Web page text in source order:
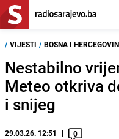
/ VIJESTI / BOSNA I
Nestabilno
Meteo otkriva
i snijeg
29.03.26. 12:51 0